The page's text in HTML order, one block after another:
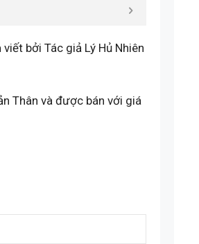
viết bởi Tác giả Lý Hủ Nhiên
Thân và được bán với giá